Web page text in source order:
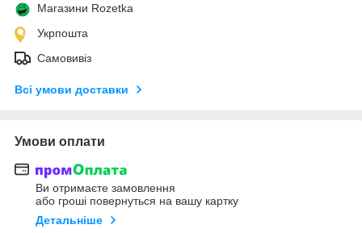
Магазини Rozetka
Укрпошта
Самовивіз
Всі умови доставки
Умови оплати
Ви отримаєте замовлення
або гроші повернуться на вашу картку
Детальніше